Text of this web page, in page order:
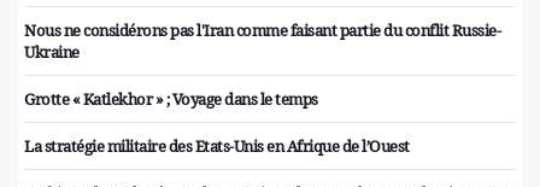
Nous ne considérons pas l'Iran comme faisant partie du conflit Russie-
Ukraine
Grotte « Katlekhor » ; Voyage dans le temps
La stratégie militaire des Etats-Unis en Afrique de l’Ouest